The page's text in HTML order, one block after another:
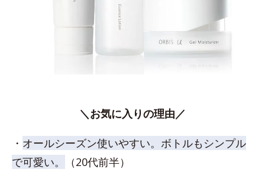
＼お気に入りの理由／
・ オールシーズン使いやすい。ボトルもシンプル
で可愛い。
（20代前半）